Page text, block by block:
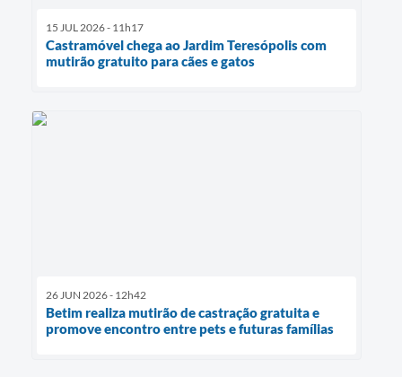
15 JUL 2026 - 11h17
Castramóvel chega ao Jardim Teresópolis com
mutirão gratuito para cães e gatos
26 JUN 2026 - 12h42
Betim realiza mutirão de castração gratuita e
promove encontro entre pets e futuras famílias